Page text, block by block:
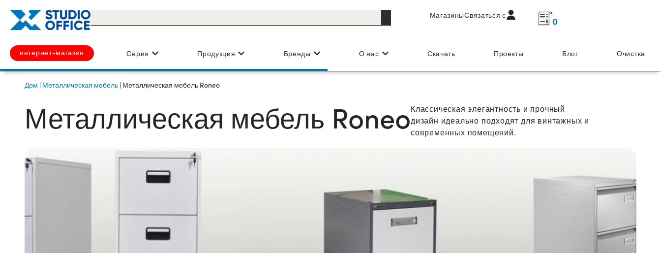
МагазиныСвязаться с
0
интернет-магазин Серия Продукция Бренды О нас Скачать Проекты Блог Очистка
Дом | Металлическая мебель | Металлическая мебель Roneo
Металлическая мебель RoneoКлассическая элегантность и прочный
дизайн идеально подходят для винтажных и
современных помещений.